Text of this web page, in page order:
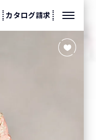
カタログ請求